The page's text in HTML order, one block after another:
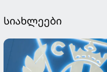
სიახლეები